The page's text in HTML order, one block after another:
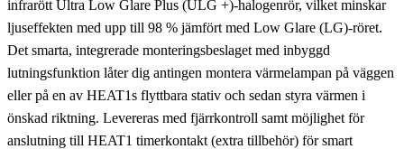
infrarött Ultra Low Glare Plus (ULG +)-halogenrör, vilket minskar
ljuseffekten med upp till 98 % jämfört med Low Glare (LG)-röret.
Det smarta, integrerade monteringsbeslaget med inbyggd
lutningsfunktion låter dig antingen montera värmelampan på väggen
eller på en av HEAT1s flyttbara stativ och sedan styra värmen i
önskad riktning. Levereras med fjärrkontroll samt möjlighet för
anslutning till HEAT1 timerkontakt (extra tillbehör) för smart